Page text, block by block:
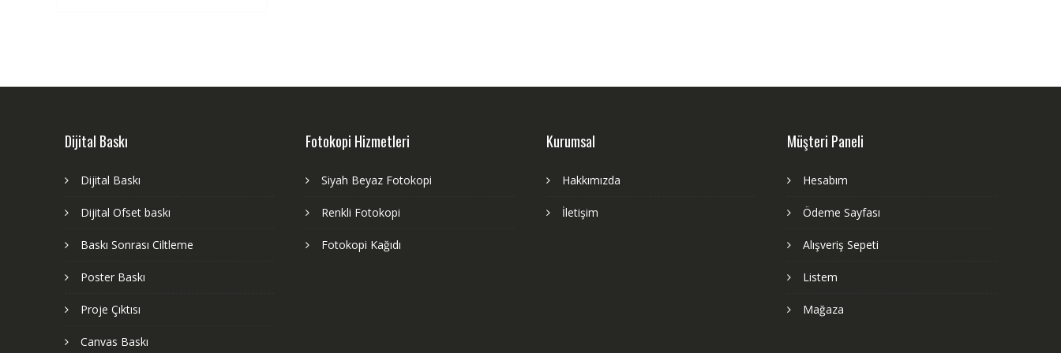
Dijital Baskı
Dijital Baskı
Dijital Ofset baskı
Baskı Sonrası Ciltleme
Poster Baskı
Proje Çıktısı
Canvas Baskı
Fotokopi Hizmetleri
Siyah Beyaz Fotokopi
Renkli Fotokopi
Fotokopi Kağıdı
Kurumsal
Hakkımızda
İletişim
Müşteri Paneli
Hesabım
Ödeme Sayfası
Alışveriş Sepeti
Listem
Mağaza